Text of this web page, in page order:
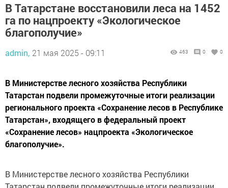
В Татарстане восстановили леса на 1452
га по нацпроекту «Экологическое
благополучие»
admin, 21 мая 2025 - 09:11 463 0 0
В Министерстве лесного хозяйства Республики
Татарстан подвели промежуточные итоги реализации
регионального проекта «Сохранение лесов в Республике
Татарстан», входящего в федеральный проект
«Сохранение лесов» нацпроекта «Экологическое
благополучие».
В Министерстве лесного хозяйства Республики